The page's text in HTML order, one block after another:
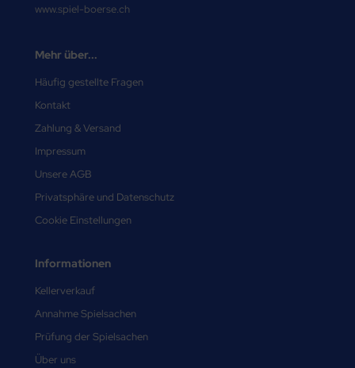
www.spiel-boerse.ch
Mehr über...
Häufig gestellte Fragen
Kontakt
Zahlung & Versand
Impressum
Unsere AGB
Privatsphäre und Datenschutz
Cookie Einstellungen
Informationen
Kellerverkauf
Annahme Spielsachen
Prüfung der Spielsachen
Über uns